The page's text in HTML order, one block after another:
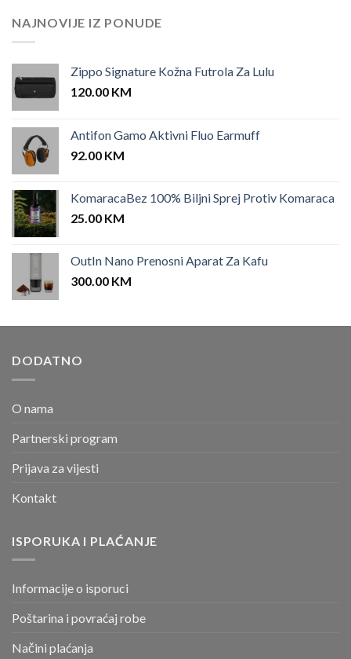
NAJNOVIJE IZ PONUDE
Zippo Signature Kožna Futrola Za Lulu
120.00 KM
Antifon Gamo Aktivni Fluo Earmuff
92.00 KM
KomaracaBez 100% Biljni Sprej Protiv Komaraca
25.00 KM
OutIn Nano Prenosni Aparat Za Kafu
300.00 KM
DODATNO
O nama
Partnerski program
Prijava za vijesti
Kontakt
ISPORUKA I PLAĆANJE
Informacije o isporuci
Poštarina i povraćaj robe
Načini plaćanja